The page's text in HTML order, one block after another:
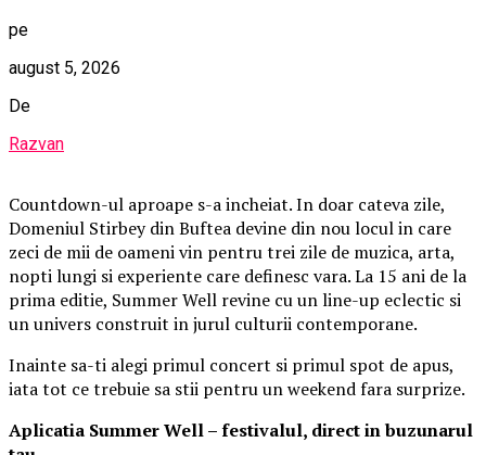
pe
august 5, 2026
De
Razvan
Countdown-ul aproape s-a incheiat. In doar cateva zile,
Domeniul Stirbey din Buftea devine din nou locul in care
zeci de mii de oameni vin pentru trei zile de muzica, arta,
nopti lungi si experiente care definesc vara. La 15 ani de la
prima editie, Summer Well revine cu un line-up eclectic si
un univers construit in jurul culturii contemporane.
Inainte sa-ti alegi primul concert si primul spot de apus,
iata tot ce trebuie sa stii pentru un weekend fara surprize.
Aplicatia Summer Well– festivalul, direct in buzunarul